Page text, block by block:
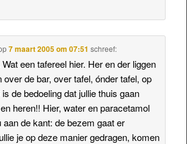
7 maart 2005 om 07:51 schreef:
een tafereel hier. Her en der liggen
over de bar, over tafel, ónder tafel, op
de bedoeling dat jullie thuis gaan
heren!! Hier, water en paracetamol
aan de kant: de bezem gaat er
je op deze manier gedragen, komen